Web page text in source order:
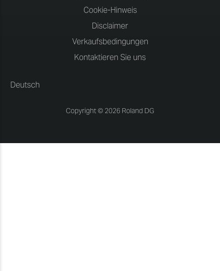
Cookie-Hinweis
Disclaimer
Verkaufsbedingungen
Kontaktieren Sie uns
Deutsch
Copyright © 2026 Roland DG